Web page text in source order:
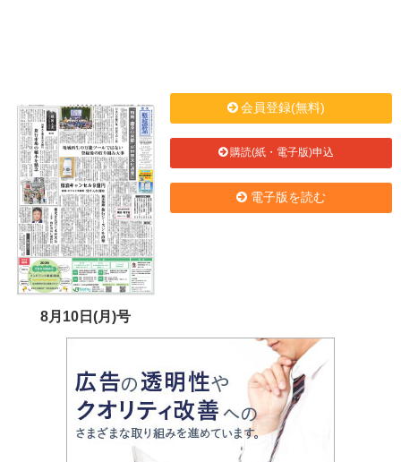
8月10日(月)号
会員登録(無料)
購読(紙・電子版)申込
電子版を読む